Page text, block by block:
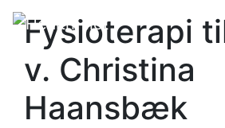
Fysioterapi
v. Christina
Haansbæk